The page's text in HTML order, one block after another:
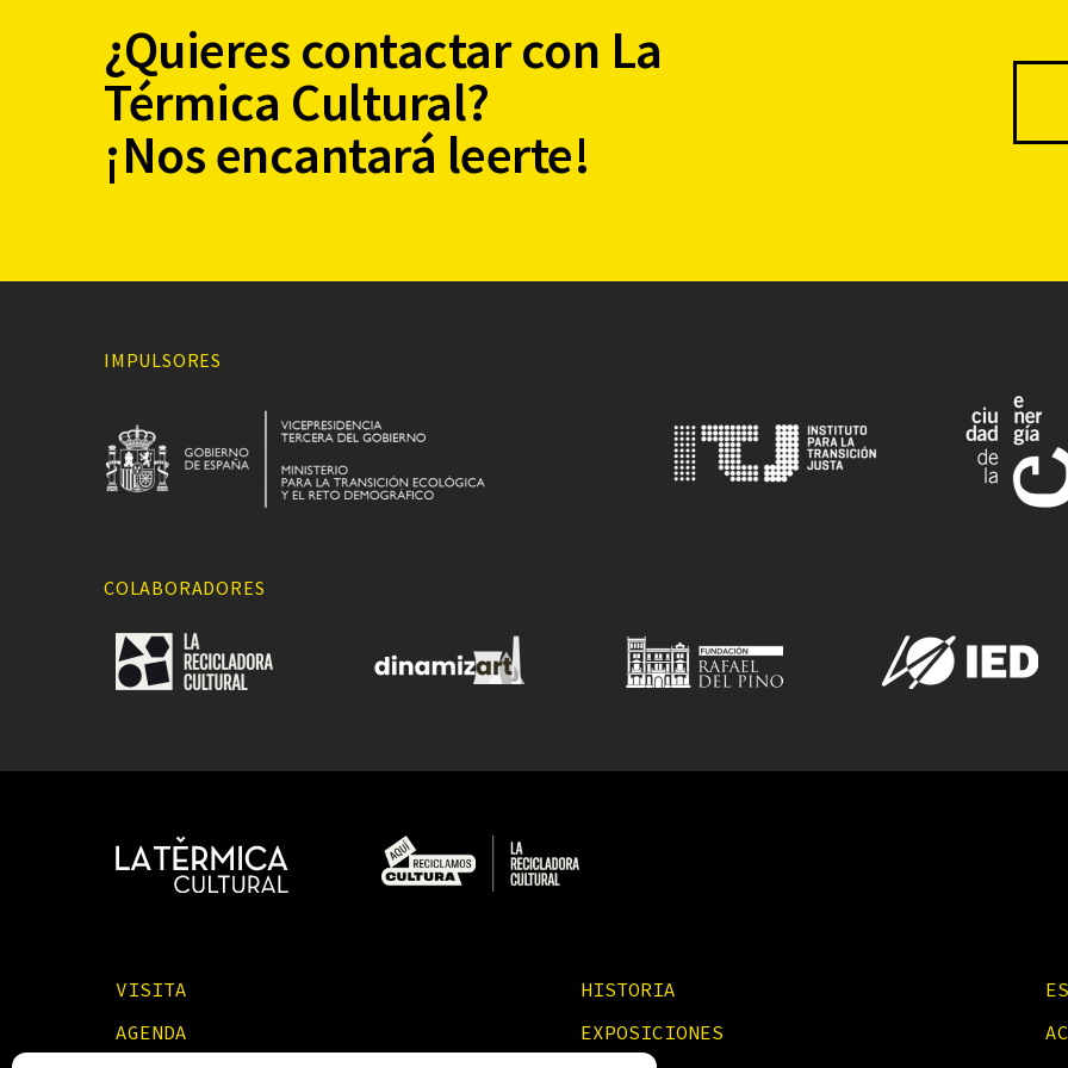
¿Quieres contactar con La
Térmica Cultural?
¡Nos encantará leerte!
IMPULSORES
COLABORADORES
VISITA HISTORIA
AGENDA
EXPOSICIONES